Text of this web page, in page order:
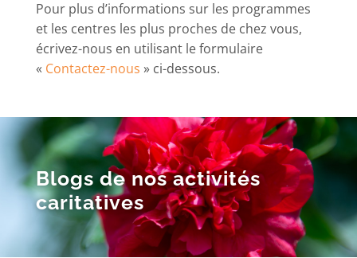
Pour plus d’informations sur les programmes
et les centres les plus proches de chez vous,
écrivez-nous en utilisant le formulaire
« Contactez-nous » ci-dessous.
Blogs de nos activités
caritatives